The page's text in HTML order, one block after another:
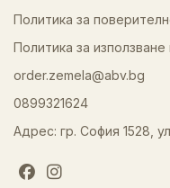
Политика за
Политика за използване
order.zemela@abv.bg
0899321624
Адрес: гр. София 1528,